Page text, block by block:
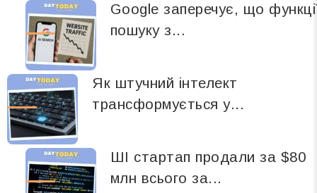
Google заперечує, що
пошуку з...
Як штучний інтелект
трансформується у...
ШІ стартап продали за $80
млн всього за...